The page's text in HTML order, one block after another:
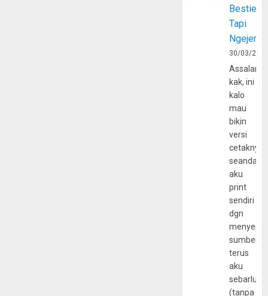
Bestie
Tapi
30/03/
kak, ini
kalo
mau
bikin
versi
cetaknya
aku
print
sendiri
dgn
sumber
terus
aku
(tanpa